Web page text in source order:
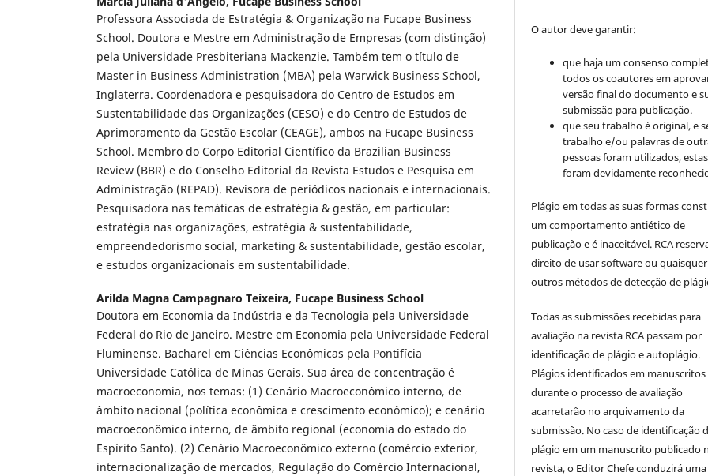
Professora Associada de Estratégia & Organização na Fucape Business
School. Doutora e Mestre em Administração de Empresas (com distinção)
pela Universidade Presbiteriana Mackenzie. Também tem o título de
Master in Business Administration (MBA) pela Warwick Business School,
Inglaterra. Coordenadora e pesquisadora do Centro de Estudos em
Sustentabilidade das Organizações (CESO) e do Centro de Estudos de
Aprimoramento da Gestão Escolar (CEAGE), ambos na Fucape Business
School. Membro do Corpo Editorial Científico da Brazilian Business
Review (BBR) e do Conselho Editorial da Revista Estudos e Pesquisa em
Administração (REPAD). Revisora de periódicos nacionais e internacionais.
Pesquisadora nas temáticas de estratégia & gestão, em particular:
estratégia nas organizações, estratégia & sustentabilidade,
empreendedorismo social, marketing & sustentabilidade, gestão escolar,
e estudos organizacionais em sustentabilidade.
Arilda Magna Campagnaro Teixeira, Fucape Business School
Doutora em Economia da Indústria e da Tecnologia pela Universidade
Federal do Rio de Janeiro. Mestre em Economia pela Universidade Federal
Fluminense. Bacharel em Ciências Econômicas pela Pontifícia
Universidade Católica de Minas Gerais. Sua área de concentração é
macroeconomia, nos temas: (1) Cenário Macroeconômico interno, de
âmbito nacional (política econômica e crescimento econômico); e cenário
macroeconômico interno, de âmbito regional (economia do estado do
Espírito Santo). (2) Cenário Macroeconômico externo (comércio exterior,
internacionalização de mercados, Regulação do Comércio Internacional,
O autor deve garantir:
que haja um consenso
todos os coautores em
versão final do documento e
submissão para publicação.
que seu trabalho é original, e
trabalho e/ou palavras de
pessoas foram utilizados, estas
foram devidamente
Plágio em todas as suas formas
um comportamento antiético de
publicação e é inaceitável. RCA
direito de usar software ou quaisquer
outros métodos de detecção de
Todas as submissões recebidas para
avaliação na revista RCA passam por
identificação de plágio e autoplágio.
Plágios identificados em manuscritos
durante o processo de avaliação
acarretarão no arquivamento da
submissão. No caso de identificação
plágio em um manuscrito publicado
revista, o Editor Chefe conduzirá uma